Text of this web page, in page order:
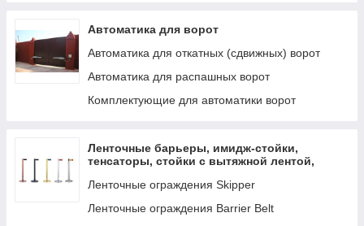
Смарт часы
USB Флеш
Стабилизатор электропитания
Стол регулируемый
Сумка для ноутбука
Автоматика для ворот
Автоматика для откатных (сдвижных) ворот
Автоматика для распашных ворот
Комплектующие для автоматики ворот
Ленточные барьеры, имидж-стойки,
тенсаторы, стойки с вытяжной лентой,
Ленточные ограждения Skipper
Ленточные ограждения Barrier Belt